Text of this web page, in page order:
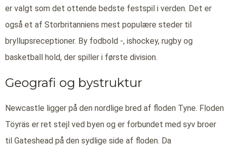
er valgt som det ottende bedste festspil i verden. Det er
også et af Storbritanniens mest populære steder til
bryllupsreceptioner. By fodbold -, ishockey, rugby og
basketball hold, der spiller i første division.
Geografi og bystruktur
Newcastle ligger på den nordlige bred af floden Tyne. Floden
Töyräs er ret stejl ved byen og er forbundet med syv broer
til Gateshead på den sydlige side af floden. Da